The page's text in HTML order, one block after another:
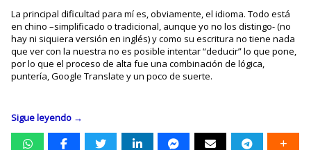
La principal dificultad para mí es, obviamente, el idioma. Todo está
en chino –simplificado o tradicional, aunque yo no los distingo- (no
hay ni siquiera versión en inglés) y como su escritura no tiene nada
que ver con la nuestra no es posible intentar “deducir” lo que pone,
por lo que el proceso de alta fue una combinación de lógica,
puntería, Google Translate y un poco de suerte.
Sigue leyendo →